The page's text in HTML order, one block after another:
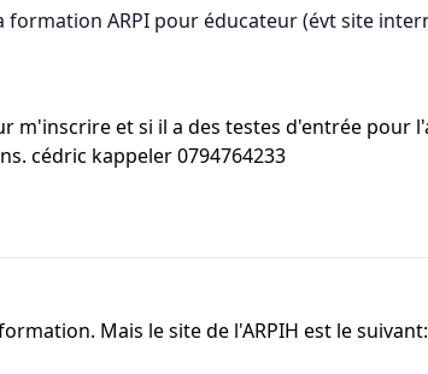
ARPI pour éducateur (évt site
m'inscrire et si il a des testes d'entrée pour
cédric kappeler 0794764233
Mais le site de l'ARPIH est le